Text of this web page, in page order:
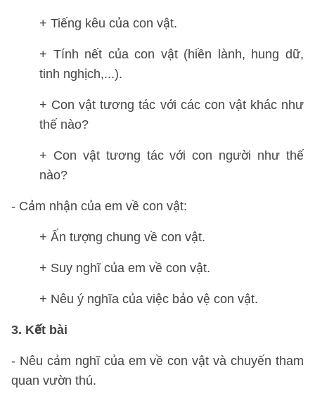
+ Tiếng kêu của con vật.
+ Tính nết của con vật (hiền lành, hung dữ,
tinh nghịch,...).
+ Con vật tương tác với các con vật khác như
thế nào?
+ Con vật tương tác với con người như thế
nào?
- Cảm nhận của em về con vật:
+ Ấn tượng chung về con vật.
+ Suy nghĩ của em về con vật.
+ Nêu ý nghĩa của việc bảo vệ con vật.
3. Kết bài
- Nêu cảm nghĩ của em về con vật và chuyến tham
quan vườn thú.